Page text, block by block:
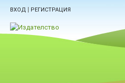
ВХОД | РЕГИСТРАЦИЯ